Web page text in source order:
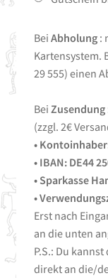
Bei Abholung:
Kartensystem.
29 555) einen
Bei Zusendung
(zzgl. 2€
•
• IBAN: DE44
• Sparkasse
•
Erst nach
an die unten
P.S.: Du
direkt an die/